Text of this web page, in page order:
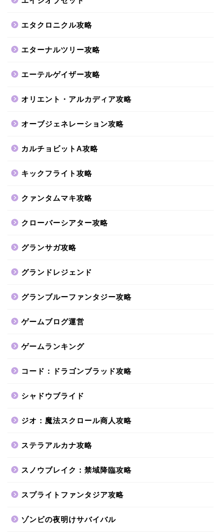
エタクロニクル攻略
エターナルツリー攻略
エーテルゲイザー攻略
オリエント・アルカディア攻略
オーブジェネレーション攻略
カルチョビットA攻略
キックフライト攻略
クァンタムマキ攻略
クローバーシアター攻略
グランサガ攻略
グランドレジェンド
グランブルーファンタジー攻略
ゲームブログ運営
ゲームランキング
コード：ドラゴンブラッド攻略
シャドウブライド
ジオ：魔法スクロール商人攻略
ステラアルカナ攻略
スノウブレイク：禁域降臨攻略
スプライトファンタジア攻略
ゾンビの夜明けサバイバル